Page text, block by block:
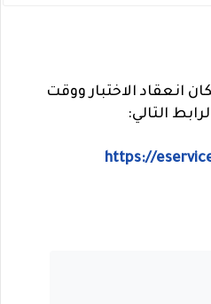
انعقاد الاختبار ووقت
التالي:
https://